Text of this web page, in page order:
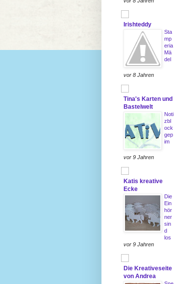
Irishteddy
Sta
mp
eria
Mä
del
vor 8 Jahren
Tina's Karten und
Bastelwelt
Noti
zbl
ock
gep
im
vor 9 Jahren
Katis kreative
Ecke
Die
Ein
hör
ner
sin
d
los
vor 9 Jahren
Die Kreativeseite
von Andrea